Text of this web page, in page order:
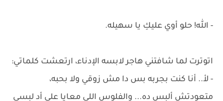
- الله! حلو أوي عليكِ يا سهيله.
اتوترت لما شافتني هاجر لابسه الإدناء، ارتعشت كلماتي:
- لأ.. أنا كنت بجربه بس دا مش زوقي ولا بحبه،
متعودتش ألبس ده... والفلوس اللي معايا على أد لبسي